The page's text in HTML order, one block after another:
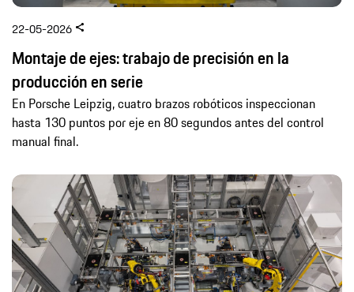
producción en serie
En Porsche Leipzig, cuatro brazos robóticos inspeccionan
hasta 130 puntos por eje en 80 segundos antes del control
manual final.